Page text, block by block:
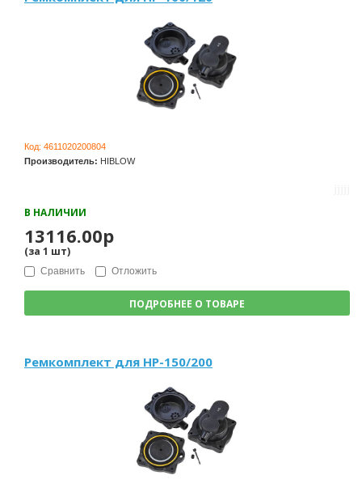
Код: 4611020200804
Производитель: HIBLOW
В НАЛИЧИИ
13116.00р
(за 1 шт)
Сравнить Отложить
ПОДРОБНЕЕ О ТОВАРЕ
Ремкомплект для HP-150/200